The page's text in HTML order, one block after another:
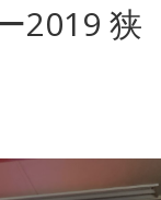
2019 狭